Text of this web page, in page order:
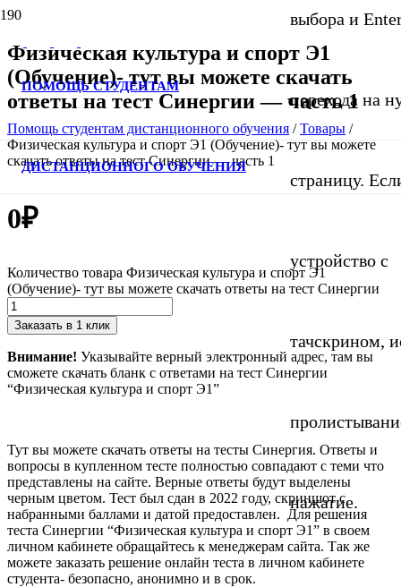
ПОМОЩЬ СТУДЕНТАМ
ДИСТАНЦИОННОГО ОБУЧЕНИЯ
выбора и
перехода на
страницу.
устройство с
тачскрином,
нажатие.
Физическая культура и спорт Э1
(Обучение)- тут вы можете скачать
ответы на тест Синергии — часть 1
Помощь студентам дистанционного обучения /Товары /
Физическая культура и спорт Э1 (Обучение)- тут вы можете
скачать ответы на тест Синергии — часть 1
0₽
Количество товара Физическая культура и спорт Э1
(Обучение)- тут вы можете скачать ответы на тест Синергии
Заказать в 1 клик
Внимание! Указывайте верный электронный адрес, там вы
сможете скачать бланк с ответами на тест Синергии
“Физическая культура и спорт Э1”
Тут вы можете скачать ответы на тесты Синергия. Ответы и
вопросы в купленном тесте полностью совпадают с теми что
представлены на сайте. Верные ответы будут выделены
черным цветом. Тест был сдан в 2022 году, скриншот с
набранными баллами и датой предоставлен. Для решения
теста Синергии “Физическая культура и спорт Э1” в своем
личном кабинете обращайтесь к менеджерам сайта. Так же
можете заказать решение онлайн теста в личном кабинете
студента- безопасно, анонимно и в срок.